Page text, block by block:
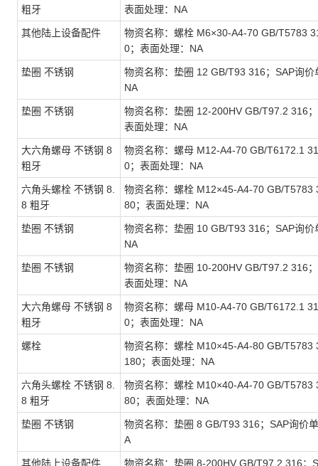
粗牙
表面处理：NA
其他陆上设备配件
物资名称：螺栓 M6×30-A4-70 GB/T5783
0；表面处理：NA
垫圈 不锈钢
物资名称：垫圈 12 GB/T93 316；SAP询
NA
垫圈 不锈钢
物资名称：垫圈 12-200HV GB/T97.2 316
表面处理：NA
大六角螺母 不锈钢 8
粗牙
物资名称：螺母 M12-A4-70 GB/T6172.1
0；表面处理：NA
六角头螺栓 不锈钢 8.
8 粗牙
物资名称：螺栓 M12×45-A4-70 GB/T5783
80；表面处理：NA
垫圈 不锈钢
物资名称：垫圈 10 GB/T93 316；SAP询
NA
垫圈 不锈钢
物资名称：垫圈 10-200HV GB/T97.2 316
表面处理：NA
大六角螺母 不锈钢 8
粗牙
物资名称：螺母 M10-A4-70 GB/T6172.1
0；表面处理：NA
螺栓
物资名称：螺栓 M10×45-A4-80 GB/T5783
180；表面处理：NA
六角头螺栓 不锈钢 8.
8 粗牙
物资名称：螺栓 M10×40-A4-70 GB/T5783
80；表面处理：NA
垫圈 不锈钢
物资名称：垫圈 8 GB/T93 316；SAP询价
A
其他陆上设备配件 物资名称：垫圈 8-200HV GB/T97.2 316；